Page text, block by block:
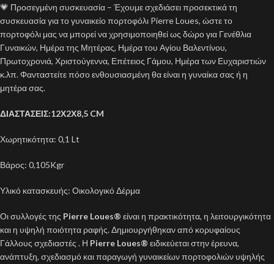
💗 Προσεγμένη συσκευασία – Έχουμε σχεδιάσει προσεκτικά τη
συσκευασία για το γυναικείο πορτοφόλι Pierre Loues, ώστε το
πορτοφόλι μας να μπορεί να χρησιμοποιηθεί ως δώρο για Γενέθλια
Γυναικών, Ημέρα της Μητέρας, Ημέρα του Αγίου Βαλεντίνου,
Πρωτοχρονιά, Χριστούγεννα, Επέτειος Γάμου, Ημέρα των Ευχαριστιών
κ.λπ. Φανταστείτε πόσο ενθουσιασμένη θα είναι η γυναίκα σας ή η
μητέρα σας.
ΔΙΑΣΤΑΣΕΙΣ:12Χ2Χ8,5 CM
Χωρητικότητα: 0,1 Lt
Βάρος: 0,105Kgr
Υλικό κατασκευής: Οικολογικό Δέρμα
Οι συλλογές της Pierre Loues® είναι η πρακτικότητα, η λειτουργικότητα
και η υψηλή ποιότητα ραφής. Δημιουργήθηκαν από κορυφαίους
Γάλλους σχεδιαστές . Η Pierre Loues® ειδικεύεται στην έρευνα,
ανάπτυξη, σχεδιασμό και παραγωγή γυναικείων πορτοφολιών υψηλής